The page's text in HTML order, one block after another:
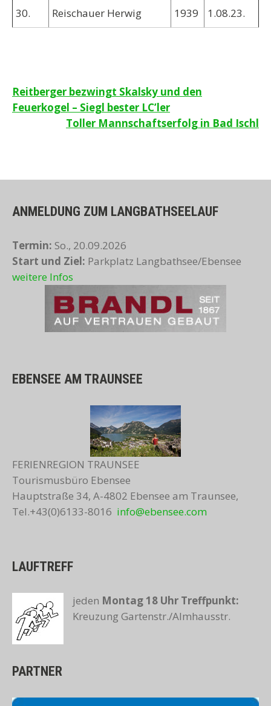
30. Reischauer Herwig 1939 1.08.23.
Beitragsnavigation
Reitberger bezwingt Skalsky und den
Feuerkogel – Siegl bester LC’ler
Toller Mannschaftserfolg in Bad Ischl
ANMELDUNG ZUM LANGBATHSEELAUF
Termin: So., 20.09.2026
Start und Ziel: Parkplatz Langbathsee/Ebensee
weitere Infos
EBENSEE AM TRAUNSEE
FERIENREGION TRAUNSEE
Tourismusbüro Ebensee
Hauptstraße 34, A-4802 Ebensee am Traunsee,
Tel.+43(0)6133-8016 info@ebensee.com
LAUFTREFF
jeden Montag 18 Uhr Treffpunkt:
Kreuzung Gartenstr./Almhausstr.
PARTNER